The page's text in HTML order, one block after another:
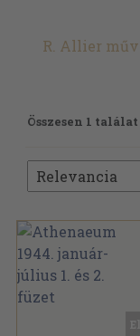
R. Allier
Összesen 1 találat